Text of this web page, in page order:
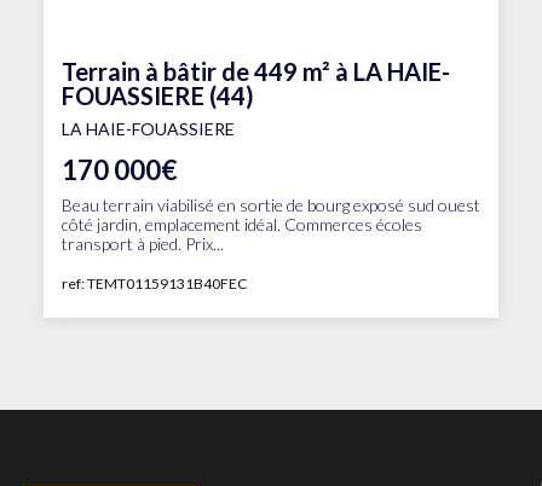
Terrain à bâtir de 449 m² à LA HAIE-
FOUASSIERE (44)
LA HAIE-FOUASSIERE
170 000€
Beau terrain viabilisé en sortie de bourg exposé sud ouest
côté jardin, emplacement idéal. Commerces écoles
transport à pied. Prix...
ref: TEMT01159131B40FEC